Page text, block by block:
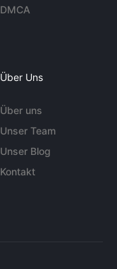
DMCA
Über Uns
Über uns
Unser Team
Unser Blog
Kontakt